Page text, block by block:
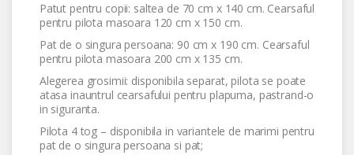
Patut pentru copii: saltea de 70 cm x 140 cm. Cearsaful
pentru pilota masoara 120 cm x 150 cm.
Pat de o singura persoana: 90 cm x 190 cm. Cearsaful
pentru pilota masoara 200 cm x 135 cm.
Alegerea grosimii: disponibila separat, pilota se poate
atasa inauntrul cearsafului pentru plapuma, pastrand-o
in siguranta.
Pilota 4 tog – disponibila in variantele de marimi pentru
pat de o singura persoana si pat;